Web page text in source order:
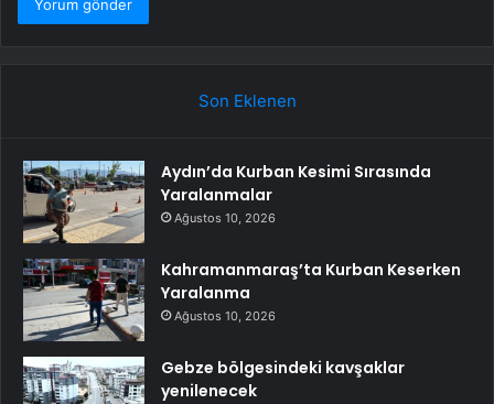
Son Eklenen
Aydın’da Kurban Kesimi Sırasında
Yaralanmalar
Ağustos 10, 2026
Kahramanmaraş’ta Kurban Keserken
Yaralanma
Ağustos 10, 2026
Gebze bölgesindeki kavşaklar
yenilenecek